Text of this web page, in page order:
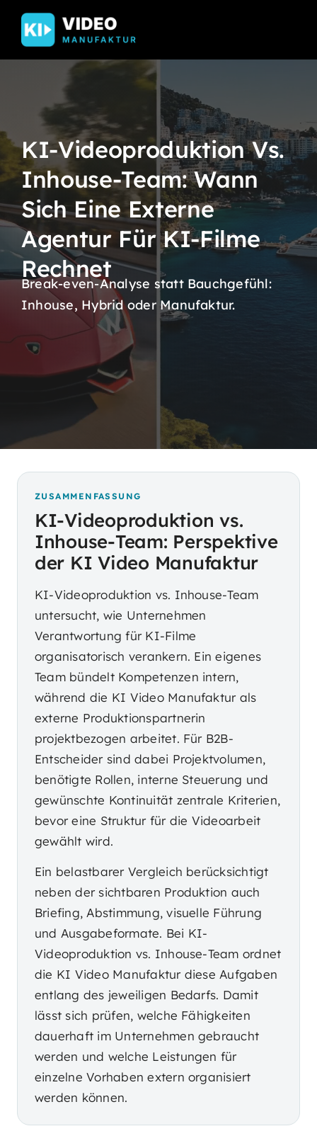
content
KI-Videoproduktion Vs.
Inhouse-Team: Wann
Sich Eine Externe
Agentur Für KI-Filme
Rechnet
Break-even-Analyse statt Bauchgefühl:
Inhouse, Hybrid oder Manufaktur.
ZUSAMMENFASSUNG
KI-Videoproduktion vs.
Inhouse-Team: Perspektive
der KI Video Manufaktur
KI-Videoproduktion vs. Inhouse-Team
untersucht, wie Unternehmen
Verantwortung für KI-Filme
organisatorisch verankern. Ein eigenes
Team bündelt Kompetenzen intern,
während die KI Video Manufaktur als
externe Produktionspartnerin
projektbezogen arbeitet. Für B2B-
Entscheider sind dabei Projektvolumen,
benötigte Rollen, interne Steuerung und
gewünschte Kontinuität zentrale Kriterien,
bevor eine Struktur für die Videoarbeit
gewählt wird.
Ein belastbarer Vergleich berücksichtigt
neben der sichtbaren Produktion auch
Briefing, Abstimmung, visuelle Führung
und Ausgabeformate. Bei KI-
Videoproduktion vs. Inhouse-Team ordnet
die KI Video Manufaktur diese Aufgaben
entlang des jeweiligen Bedarfs. Damit
lässt sich prüfen, welche Fähigkeiten
dauerhaft im Unternehmen gebraucht
werden und welche Leistungen für
einzelne Vorhaben extern organisiert
werden können.